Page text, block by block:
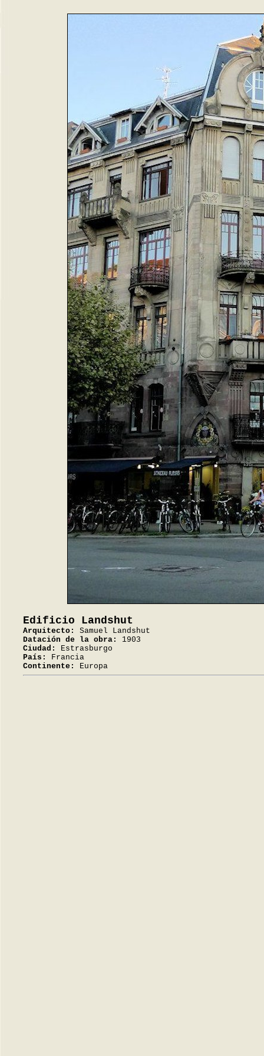
Edificio Landshut
Arquitecto:
Samuel Landshut
Datación de la obra:
1903
Ciudad:
Estrasburgo
País:
Francia
Continente:
Europa